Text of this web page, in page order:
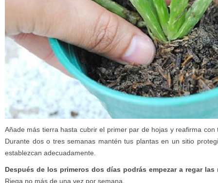
Añade más tierra hasta cubrir el primer par de hojas y reafirma
Durante dos o tres semanas mantén tus plantas en un sitio
establezcan adecuadamente.
Después de los primeros dos días podrás empezar a regar
Riega no más de una vez por semana.